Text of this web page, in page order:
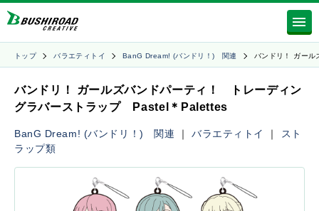
トップ バラエティトイ BanG Dream! (バンドリ！) 関連 バンドリ！ ガー
バンドリ！ ガールズバンドパーティ！ トレーディン
グラバーストラップ Pastel＊Palettes
BanG Dream! (バンドリ！) 関連 ｜バラエティトイ ｜
スト
ラップ類